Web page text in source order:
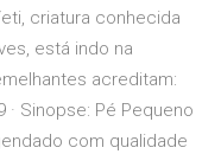
criatura conhecida
está indo na
acreditam:
Sinopse: Pé Pequeno
com qualidade